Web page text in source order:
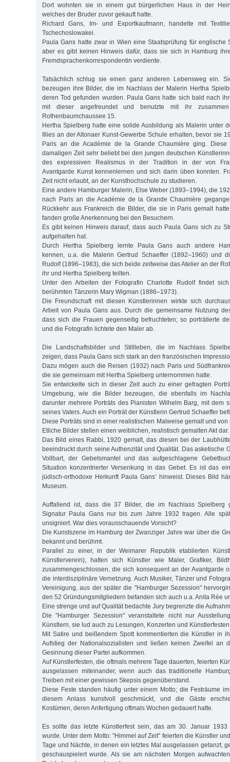
Dort wohnten sie in einem gut bürgerlichen Haus in der
welches der Bruder zuvor gekauft hatte.
Richard Gans, Im- und Exportkaufmann, handelte mit
Tschechoslowakei.
Paula Gans hatte zwar in Wien eine Staatsprüfung für englische
aber es gibt keinen Hinweis dafür, dass sie sich in Hamburg
Fremdsprachenkorrespondentin verdiente.
Tatsächlich schlug sie einen ganz anderen Lebensweg ein.
bezeugen ihre Bilder, die im Nachlass der Malerin Hertha
deren Tod gefunden wurden. Paula Gans hatte sich bald nach
mit dieser angefreundet und benutzte mit ihr
Rothenbaumchaussee 15.
Hertha Spielberg hatte eine solide Ausbildung als Malerin unter
Illies an der Altonaer Kunst-Gewerbe Schule erhalten, bevor sie
Paris an die Académie de la Grande Chaumière ging.
damaligen Zeit sehr beliebt bei den jungen deutschen
des expressiven Realismus in der Tradition in der von
Avantgarde Kunst kennenlernen und sich darin üben konnten.
Zeit nicht erlaubt, an der Kunsthochschule zu studieren.
Eine andere Hamburger Malerin, Else Weber (1893–1994), die
nach Paris an die Académie de la Grande Chaumière
Rückkehr aus Frankreich die Bilder, die sie in Paris gemalt
fanden große Anerkennung bei den Besuchern.
Es gibt keinen Hinweis darauf, dass auch Paula Gans sich zu
aufgehalten hat.
Durch Hertha Spielberg lernte Paula Gans auch andere
kennen, u.a. die Malerin Gertrud Schaeffer (1892–1960) und
Rudolf (1896–1983), die sich beide zeitweise das Atelier an der
ihr und Hertha Spielberg teilten.
Unter den Arbeiten der Fotografin Charlotte Rudolf findet
berühmten Tänzerin Mary Wigman (1886–1973).
Die Freundschaft mit diesen Künstlerinnen wirkte sich
Arbeit von Paula Gans aus. Durch die gemeinsame Nutzung
dass sich die Frauen gegenseitig befruchteten; so porträtierte
und die Fotografin lichtete den Maler ab.
Die Landschaftsbilder und Stillleben, die im Nachlass
zeigen, dass Paula Gans sich stark an den französischen
Dazu mögen auch die Reisen (1932) nach Paris und
die sie gemeinsam mit Hertha Spielberg unternommen hatte.
Sie entwickelte sich in dieser Zeit auch zu einer gefragten
Umgebung, wie die Bilder bezeugen, die ebenfalls im
darunter mehrere Porträts des Pianisten Wilhelm Barg, mit dem
seines Vaters. Auch ein Porträt der Künstlerin Gertrud Schaeffer
Diese Porträts sind in einer realistischen Malweise gemalt und
Etliche Bilder stellen einen weiblichen, realistisch gemalten Akt dar.
Das Bild eines Rabbi, 1920 gemalt, das diesen bei der
beeindruckt durch seine Authenzität und Qualität. Das asketische
Vollbart, der Gebetsmantel und das aufgeschlagene
Situation konzentrierter Versenkung in das Gebet. Es ist das
jüdisch-orthodoxe Herkunft Paula Gans’ hinweist. Dieses Bild
Museum.
Auffallend ist, dass die 37 Bilder, die im Nachlass Spielberg
Signatur Paula Gans nur bis zum Jahre 1932 tragen. Alle
unsigniert. War dies vorausschauende Vorsicht?
Die Kunstszene im Hamburg der Zwanziger Jahre war über die
bekannt und berühmt.
Parallel zu einer, in der Weimarer Republik etablierten
Künstlerverein), hatten sich Künstler wie Maler, Grafiker,
zusammengeschlossen, die sich konsequent an der Avantgarde
die interdisziplinäre Vernetzung. Auch Musiker, Tänzer und
Vereinigung, aus der später die "Hamburger Sezession"
den 52 Gründungsmitgliedern befanden sich auch u.a. Anita Rée
Eine strenge und auf Qualität bedachte Jury begrenzte die
Die "Hamburger Sezession" veranstaltete nicht nur
Künstlern, sie lud auch zu Lesungen, Konzerten und
Mit Satire und beißendem Spott kommentierten die Künstler in
Aufstieg der Nationalsozialisten und ließen keinen Zweifel an
Gesinnung dieser Partei aufkommen.
Auf Künstlerfesten, die oftmals mehrere Tage dauerten, feierten
ausgelassen miteinander, wenn auch das traditionelle
Treiben mit einer gewissen Skepsis gegenüberstand.
Diese Feste standen häufig unter einem Motto; die Festräume
diesem Anlass kunstvoll geschmückt, und die Gäste
Kostümen, deren Anfertigung oftmals Wochen gedauert hatte.
Es sollte das letzte Künstlerfest sein, das am 30. Januar
wurde. Unter dem Motto: "Himmel auf Zeit" feierten die Künstler
Tage und Nächte, in denen ein letztes Mal ausgelassen getanzt,
geschauspielert wurde. Als sie am nächsten Morgen